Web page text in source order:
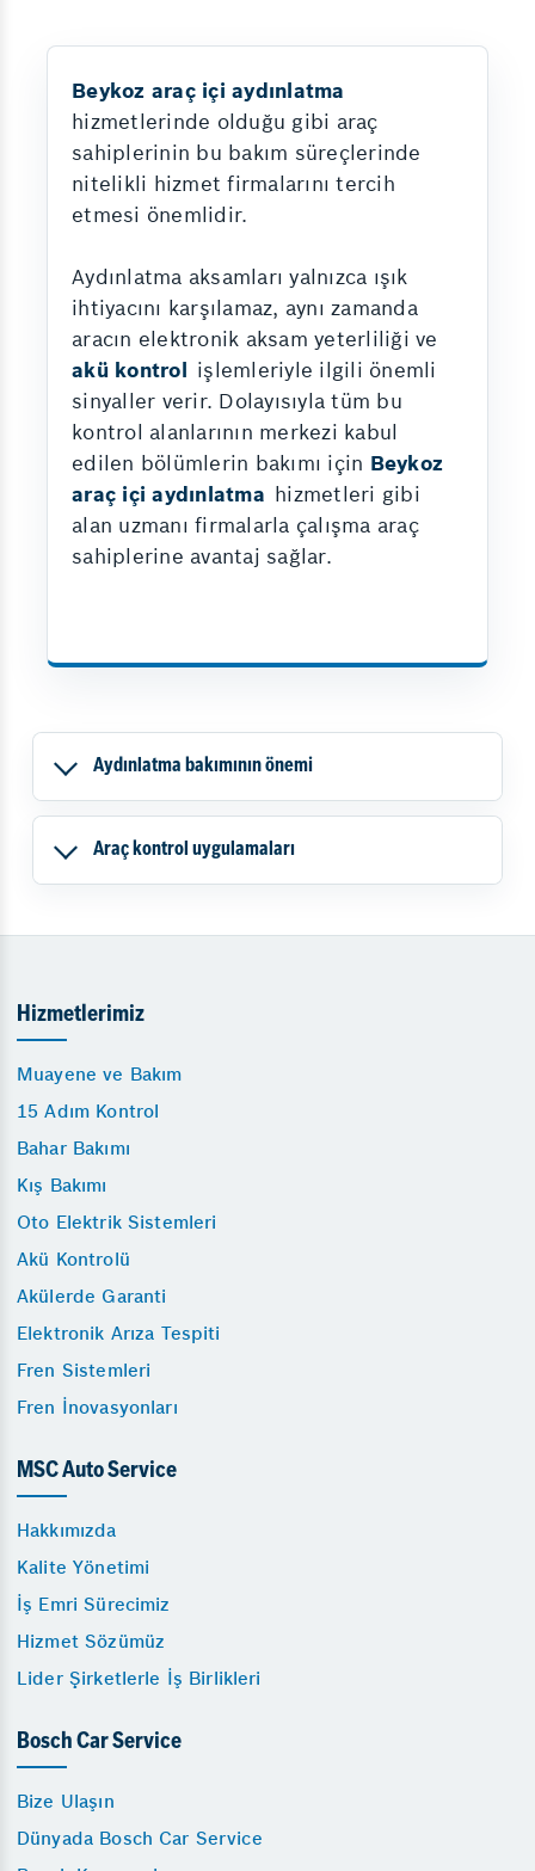
Beykoz araç içi aydınlatma
hizmetlerinde olduğu gibi araç
sahiplerinin bu bakım süreçlerinde
nitelikli hizmet firmalarını tercih
etmesi önemlidir.
Aydınlatma aksamları yalnızca ışık
ihtiyacını karşılamaz, aynı zamanda
aracın elektronik aksam yeterliliği ve
akü kontrol işlemleriyle ilgili önemli
sinyaller verir. Dolayısıyla tüm bu
kontrol alanlarının merkezi kabul
edilen bölümlerin bakımı için Beykoz
araç içi aydınlatma hizmetleri gibi
alan uzmanı firmalarla çalışma araç
sahiplerine avantaj sağlar.
Aydınlatma bakımının önemi
Araç kontrol uygulamaları
Hizmetlerimiz
Muayene ve Bakım
15 Adım Kontrol
Bahar Bakımı
Kış Bakımı
Oto Elektrik Sistemleri
Akü Kontrolü
Akülerde Garanti
Elektronik Arıza Tespiti
Fren Sistemleri
Fren İnovasyonları
MSC Auto Service
Hakkımızda
Kalite Yönetimi
İş Emri Sürecimiz
Hizmet Sözümüz
Lider Şirketlerle İş Birlikleri
Bosch Car Service
Bize Ulaşın
Dünyada Bosch Car Service